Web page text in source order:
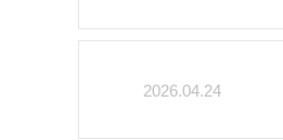
2026.04.24